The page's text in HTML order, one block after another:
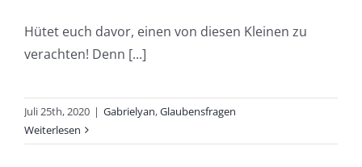
Hütet euch davor, einen von diesen Kleinen zu
verachten! Denn [...]
Juli 25th, 2020 | Gabrielyan,Glaubensfragen
Weiterlesen